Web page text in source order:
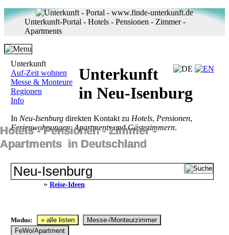
Hotels ‐ Pensionen ‐ Zimmer ‐
Apartments in Deutschland
Unterkunft-Portal - Hotels - Pensionen - Zimmer -
Apartments
Unterkunft
Auf-Zeit wohnen
Messe & Monteure
Regionen
Info
Unterkunft
in Neu-Isenburg
In Neu-Isenburgdirekten Kontakt zu Hotels, Pensionen,
Ferienwohnungen,ApartmentsundGästezimmern.
» Reise-Ideen
Modus: » alle listen
Messe-/Monteurzimmer
FeWo/Apartment